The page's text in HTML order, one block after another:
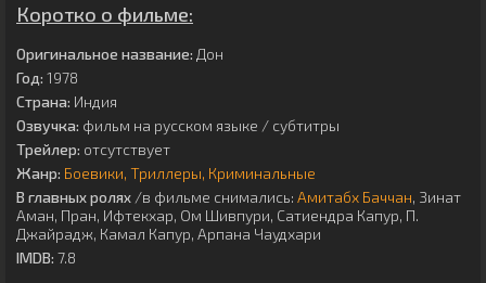
Коротко о фильме:
Оригинальное название: Дон
Год: 1978
Страна: Индия
Озвучка: фильм на русском языке / субтитры
Трейлер: отсутствует
Жанр: Боевики Триллеры Криминальные
В главных ролях /в фильме снимались: Амитабх Баччан, Зинат
Аман, Пран, Ифтекхар, Ом Шивпури, Сатиендра Капур, П.
Джайрадж, Камал Капур, Арпана Чаудхари
IMDB: 7.8